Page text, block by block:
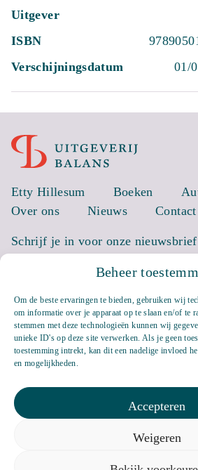
Beheer
Om de beste ervaringen te bieden, gebruiken wij
om informatie over je apparaat op te slaan en/of te
stemmen met deze technologieën kunnen wij
unieke ID's op deze site verwerken. Als je geen
toestemming intrekt, kan dit een nadelige invloed
en mogelijkheden.
Accepteren
Weigeren
Uitgever
ISBN
Verschijningsdatum
01/
Etty Hillesum Boeken
Over ons
Nieuws Contact
Schrijf je in voor onze nieuwsbrief